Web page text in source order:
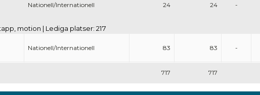
717 717
Nationell/Internationell 24 24 -
motion | Lediga platser: 217
Nationell/Internationell 83 83 -